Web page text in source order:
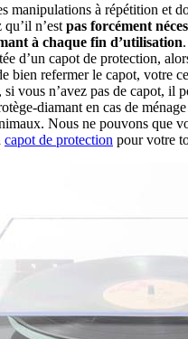
manipulations à répétition et
qu’il n’est pas forcément
à chaque fin d’utilisation
d’un capot de protection,
bien refermer le capot, votre
si vous n’avez pas de capot, il
diamant en cas de
Nous ne pouvons que
capot de protection pour votre